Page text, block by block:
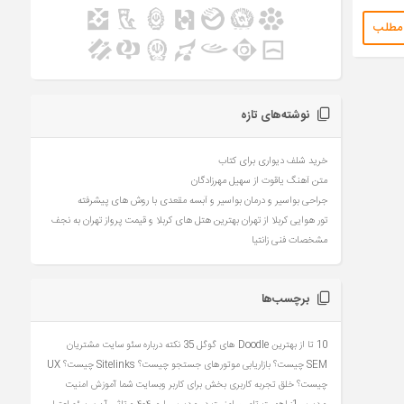
مطلب
نوشته‌های تازه
خرید شلف دیواری برای کتاب
متن آهنگ یاقوت از سهیل مهرزادگان
جراحی بواسیر و درمان بواسیر و آبسه مقعدی با روش های پیشرفته
تور هوایی کربلا از تهران بهترین هتل های کربلا و قیمت پرواز تهران به نجف
مشخصات فنی زانتیا
برچسب‌ها
10 تا از بهترین Doodle های گوگل
35 نکته درباره سئو سایت مشتریان
SEM چیست؟ بازاریابی موتورهای جستجو چیست؟
Sitelinks چیست؟
UX
چیست؟ خلق تجربه کاربری بخش برای کاربر وبسایت شما آموزش امنیت